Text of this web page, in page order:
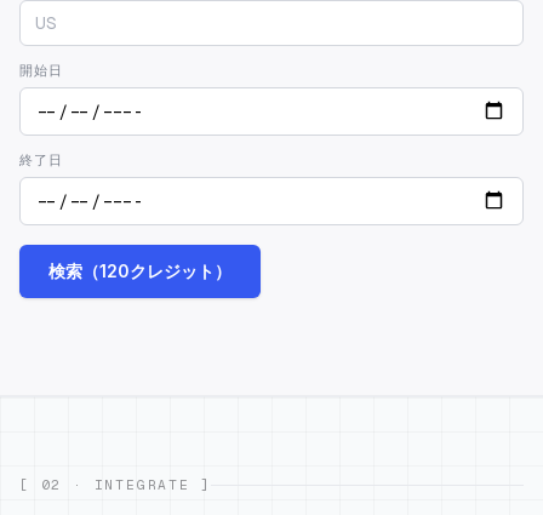
開始日
終了日
検索（120クレジット）
[ 02 · INTEGRATE ]